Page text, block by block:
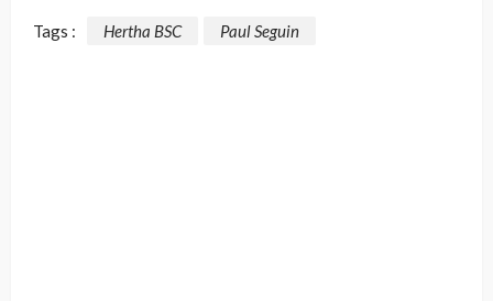
Tags : Hertha BSC Paul Seguin